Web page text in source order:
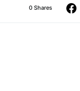
0 Shares